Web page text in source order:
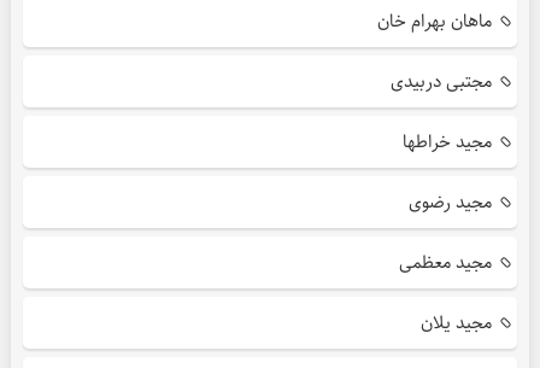
ماهان بهرام خان
مجتبی دربیدی
مجید خراطها
مجید رضوی
مجید معظمی
مجید یلان